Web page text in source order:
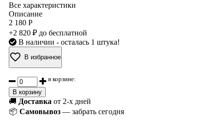
Все характеристики
Описание
2 180 Р
+2 820 ₽ до бесплатной
В наличии - осталась 1 штука!
В избранное
в корзине:
В корзину
🚚 Доставка от 2-х дней
📦 Самовывоз — забрать сегодня